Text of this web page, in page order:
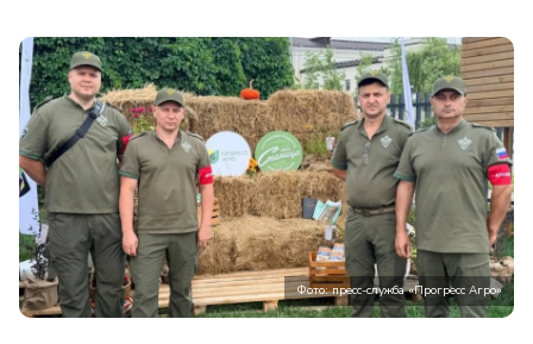
Фото: пресс-служба «Прогресс Агро»